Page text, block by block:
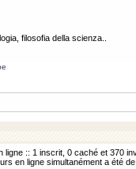
filosofia della scienza..
ligne :: 1 inscrit, 0 caché et 370
en ligne simultanément a été de